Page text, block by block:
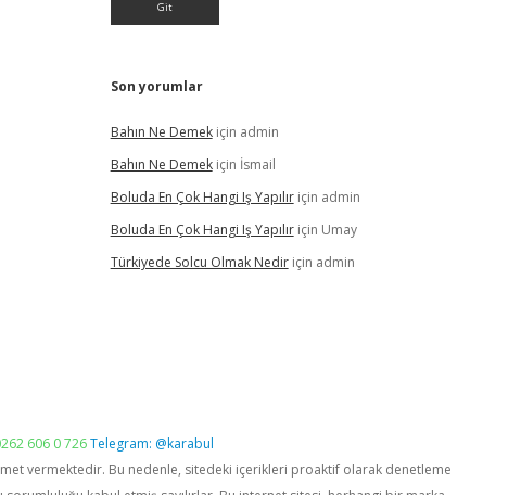
Son yorumlar
Bahın Ne Demekiçin admin
Bahın Ne Demekiçin İsmail
Boluda En Çok Hangi Iş Yapılıriçin admin
Boluda En Çok Hangi Iş Yapılıriçin Umay
Türkiyede Solcu Olmak Nediriçin admin
606 0 726Telegram: @karabul
vermektedir. Bu nedenle, sitedeki içerikleri proaktif olarak denetleme